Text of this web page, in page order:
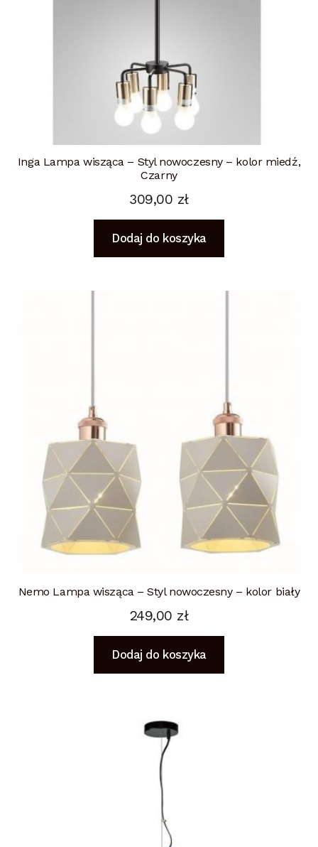
Inga Lampa wisząca – Styl nowoczesny – kolor miedź,
Czarny
309,00 zł
Dodaj do koszyka
Nemo Lampa wisząca – Styl nowoczesny – kolor biały
249,00 zł
Dodaj do koszyka